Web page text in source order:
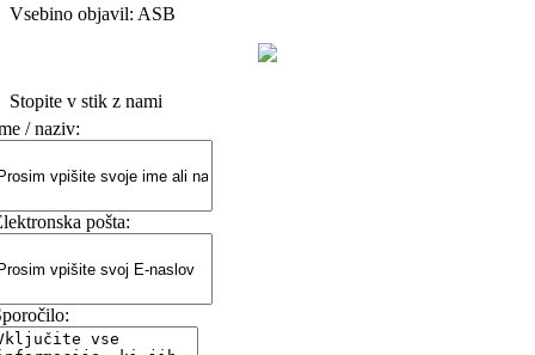
Vsebino objavil: ASB
Stopite v stik z nami
/ naziv:
pošta: